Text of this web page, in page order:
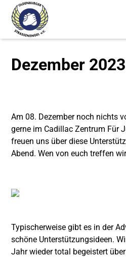
Dezember 2023
Am 08. Dezember noch nichts
gerne im Cadillac Zentrum Für
freuen uns über diese
Abend. Wen von euch treffen
Typischerweise gibt es in der
schöne Unterstützungsideen.
Jahr wieder total begeistert